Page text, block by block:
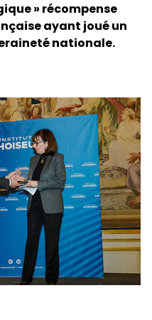
une langue
» récompense
ayant joué un
nationale.